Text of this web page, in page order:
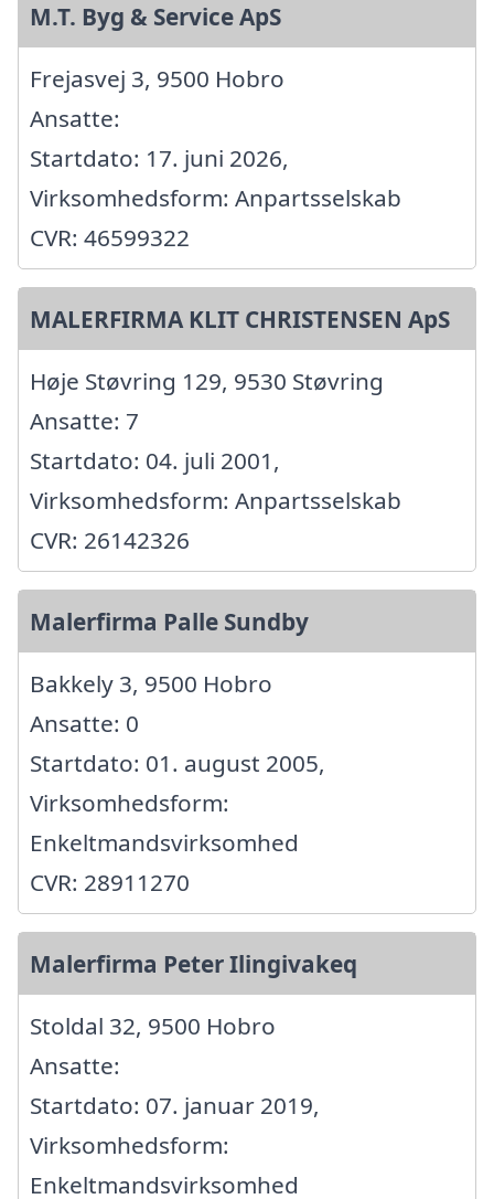
M.T. Byg & Service ApS
Frejasvej 3, 9500 Hobro
Ansatte:
Startdato: 17. juni 2026,
Virksomhedsform: Anpartsselskab
CVR: 46599322
MALERFIRMA KLIT CHRISTENSEN ApS
Høje Støvring 129, 9530 Støvring
Ansatte: 7
Startdato: 04. juli 2001,
Virksomhedsform: Anpartsselskab
CVR: 26142326
Malerfirma Palle Sundby
Bakkely 3, 9500 Hobro
Ansatte: 0
Startdato: 01. august 2005,
Virksomhedsform:
Enkeltmandsvirksomhed
CVR: 28911270
Malerfirma Peter Ilingivakeq
Stoldal 32, 9500 Hobro
Ansatte:
Startdato: 07. januar 2019,
Virksomhedsform:
Enkeltmandsvirksomhed